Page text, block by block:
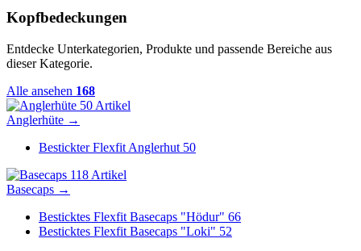
Kopfbedeckungen
Entdecke Unterkategorien, Produkte und passende Bereiche aus
dieser Kategorie.
Alle ansehen 168
50 Artikel
Anglerhüte →
Bestickter Flexfit Anglerhut 50
118 Artikel
Basecaps →
Besticktes Flexfit Basecaps "Hödur" 66
Besticktes Flexfit Basecaps "Loki" 52